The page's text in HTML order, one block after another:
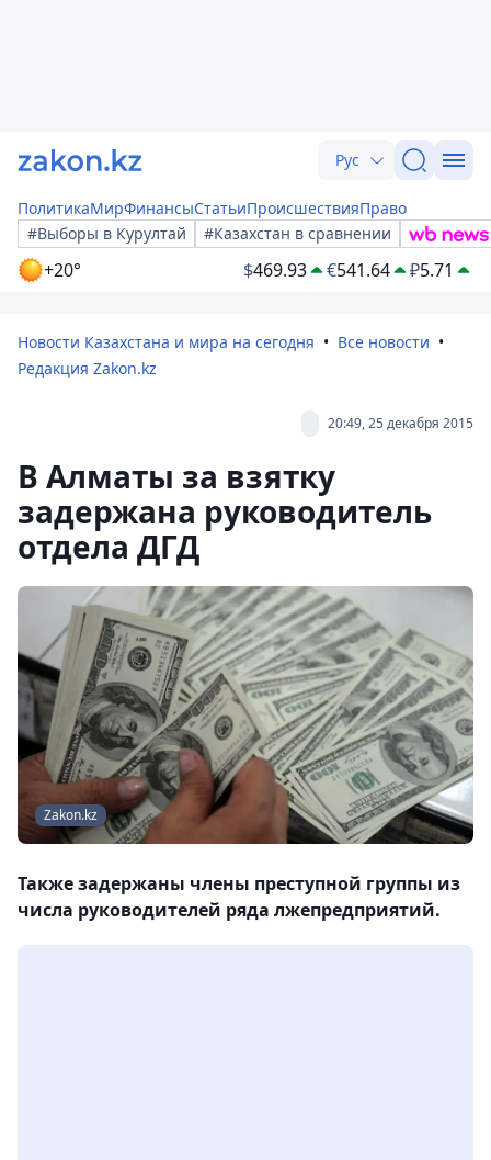
Рус
ПолитикаМирФинансыСтатьиПроисшествияПраво
#Выборы в Курултай
#Казахстан в сравнении
+20° $469.93 €541.64 ₽5.71
Новости Казахстана и мира на сегодня
Все новости
Редакция Zakon.kz
20:49, 25 декабря 2015
В Алматы за взятку
задержана руководитель
отдела ДГД
Zakon.kz
Также задержаны члены преступной группы из
числа руководителей ряда лжепредприятий.